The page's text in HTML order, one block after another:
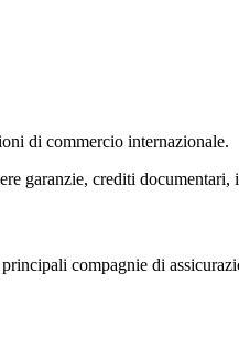
di commercio internazionale.
garanzie, crediti
compagnie di